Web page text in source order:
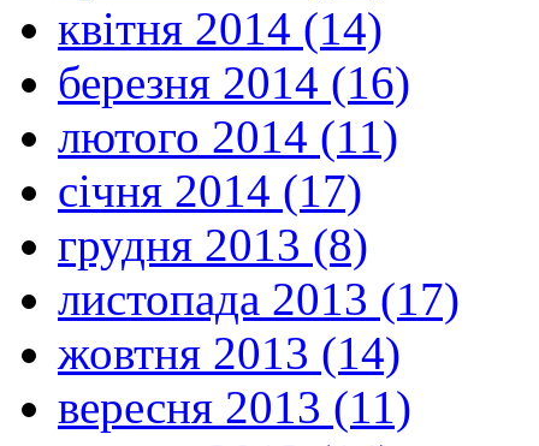
квітня 2014 (14)
березня 2014 (16)
лютого 2014 (11)
січня 2014 (17)
грудня 2013 (8)
листопада 2013 (17)
жовтня 2013 (14)
вересня 2013 (11)